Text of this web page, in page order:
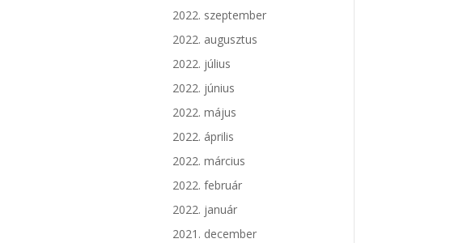
2022. szeptember
2022. augusztus
2022. július
2022. június
2022. május
2022. április
2022. március
2022. február
2022. január
2021. december